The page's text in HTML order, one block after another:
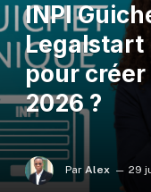
INPI
Legalstart
pour
2026 ?
Par Alex 29